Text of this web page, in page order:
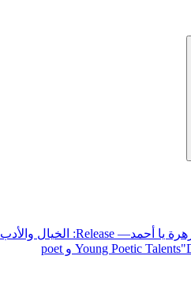
يا أحمد— Release : الخيال والأدب
Young Poetic Talents